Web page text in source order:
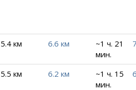
5.4 км 6.6 км
~1 ч. 21
мин.
5.5 км 6.2 км
~1 ч. 15
мин.